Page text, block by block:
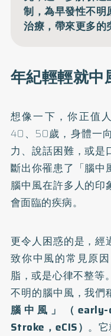
制，為早發性不明
治療，帶來更多的
年紀輕輕就中
想像一下，你正值
40、50歲，身體一
力、說話困難，或是
斷出你罹患了「腦中
腦中風在許多人的印
會面臨的疾病。
更令人困惑的是，經
致你中風的常見原
脂，或是心律不整等
不明的腦中風，我們
腦中風」（early-
Stroke，eCIS） 。